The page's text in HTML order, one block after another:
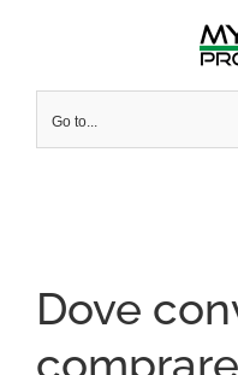
Go to...
Dove